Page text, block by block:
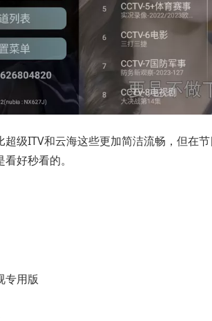
超级ITV和云海这些更加简洁流畅，但在
好秒看的。
专用版